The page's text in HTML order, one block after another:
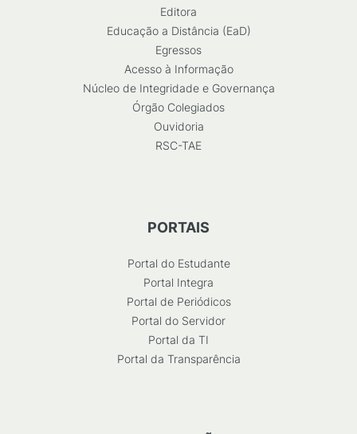
Editora
Educação a Distância (EaD)
Egressos
Acesso à Informação
Núcleo de Integridade e Governança
Órgão Colegiados
Ouvidoria
RSC-TAE
PORTAIS
Portal do Estudante
Portal Integra
Portal de Periódicos
Portal do Servidor
Portal da TI
Portal da Transparência